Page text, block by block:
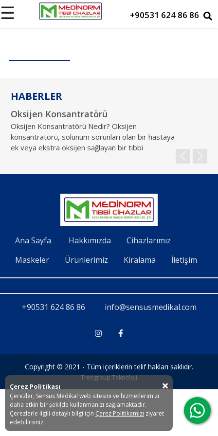
Cihazlarımız
Maskeler
☰ +90531 624 86 86
HABERLER
Oksijen Konsantratörü
Oksijen Konsantratörü Nedir? Oksijen
konsantratörü, solunum sorunları olan bir hastaya
ek veya ekstra oksijen sağlayan bir tıbbi
Ana Sayfa Hakkımızda
Cihazlarımız
Maskeler
Ürünlerimiz Kiralama İletişim
+90531 624 86 86 info@sensusmedikal.com
Copyright © 2021 - Tüm içeriklerin telif hakları saklıdır.
Treegroup Teknoloji
Çerez Politikası
Çerezler, Sensus Medikal web sitesini ve hizmetlerimizi
daha etkin bir şekilde kullanmanızı sağlamaktadır.
Çerezlerle ilgili detaylı bilgi için Çerez Politikamızı ziyaret
edebilirsiniz.